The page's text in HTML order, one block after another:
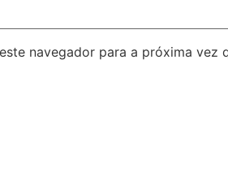
navegador para a próxima vez